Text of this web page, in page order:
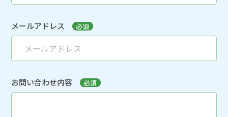
メールアドレス 必須
お問い合わせ内容 必須